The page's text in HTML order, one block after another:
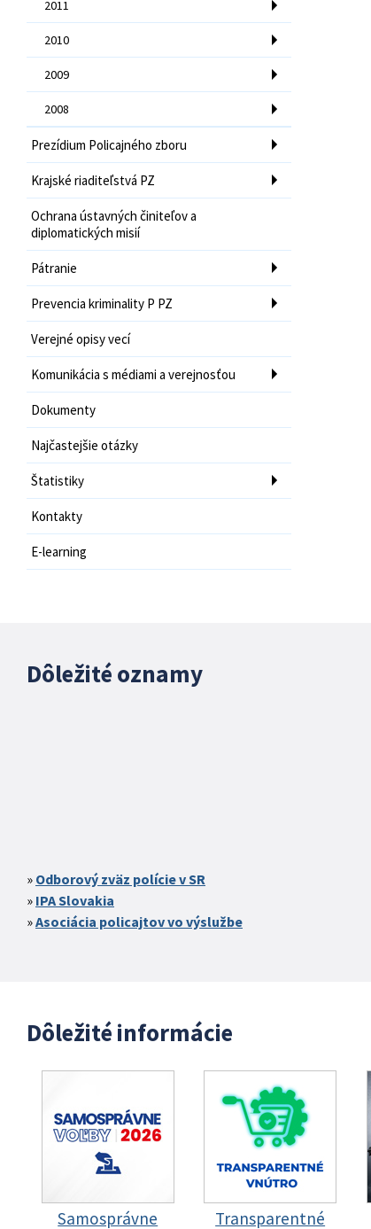
2011
2010
2009
2008
Prezídium Policajného zboru
Krajské riaditeľstvá PZ
Ochrana ústavných činiteľov a
diplomatických misií
Pátranie
Prevencia kriminality P PZ
Verejné opisy vecí
Komunikácia s médiami a verejnosťou
Dokumenty
Najčastejšie otázky
Štatistiky
Kontakty
E-learning
Dôležité oznamy
Odborový zväz polície v SR
IPA Slovakia
Asociácia policajtov vo výslužbe
Dôležité informácie
Samosprávne
Transparentné